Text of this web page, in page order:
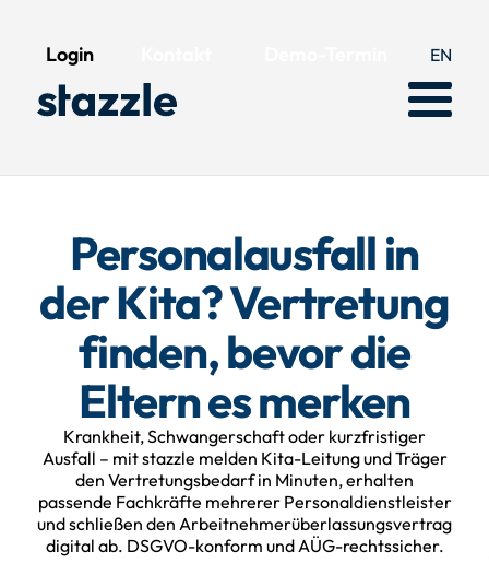
Login EN
Personalausfall in
der Kita? Vertretung
finden, bevor die
Eltern es merken
Krankheit, Schwangerschaft oder kurzfristiger
Ausfall – mit stazzle melden Kita-Leitung und Träger
den Vertretungsbedarf in Minuten, erhalten
passende Fachkräfte mehrerer Personaldienstleister
und schließen den Arbeitnehmerüberlassungsvertrag
digital ab. DSGVO-konform und AÜG-rechtssicher.